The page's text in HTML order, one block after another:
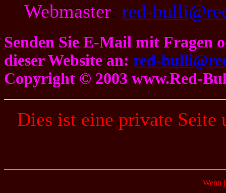
Webmaster: red-
Senden Sie E-Mail mit Fragen
dieser Website an: red-
Copyright © 2003 www.Red-
Dies ist eine private
Wenn